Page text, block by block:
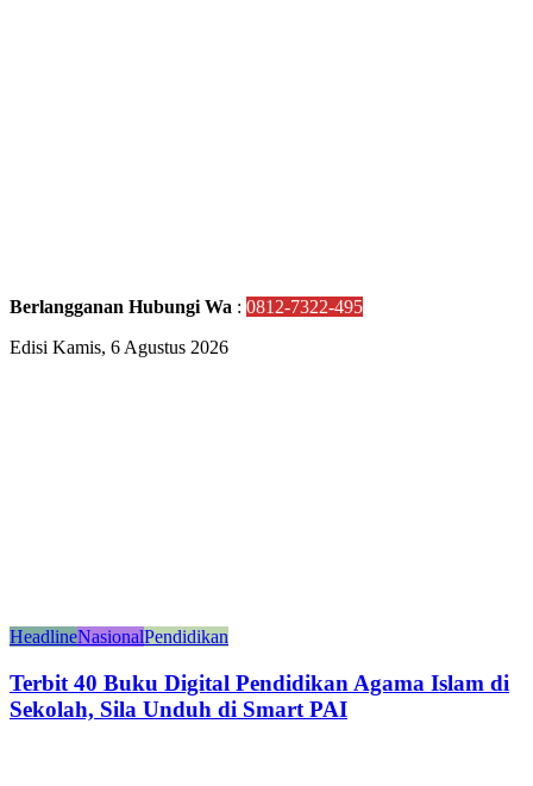
Berlangganan Hubungi Wa : 0812-7322-495
Edisi Kamis, 6 Agustus 2026
HeadlineNasionalPendidikan
Terbit 40 Buku Digital Pendidikan Agama Islam di
Sekolah, Sila Unduh di Smart PAI